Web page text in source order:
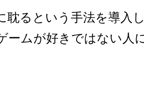
耽るという手法を導入
ームが好きではない人